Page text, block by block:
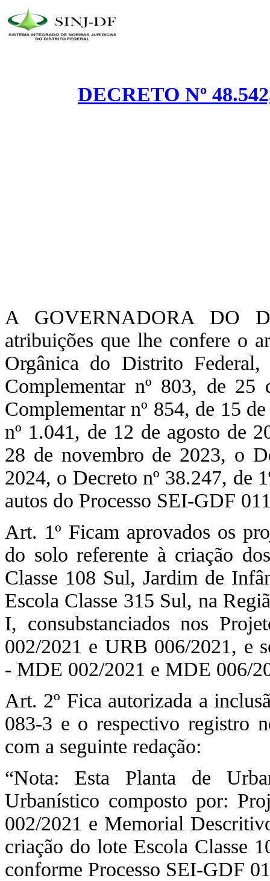
DECRETO Nº
A GOVERNADORA DO
atribuições que lhe confere o
Orgânica do Distrito
Complementar nº 803, de
Complementar nº 854, de 15
nº 1.041, de 12 de agosto de
28 de novembro de 2023, o
2024, o Decreto nº 38.247, de
autos do Processo SEI-GDF
Art. 1º Ficam aprovados os
do solo referente à criação
Classe 108 Sul, Jardim de
Escola Classe 315 Sul, na
I, consubstanciados nos
002/2021 e URB 006/2021, e
- MDE 002/2021 e MDE 006/
Art. 2º Fica autorizada a
083-3 e o respectivo registro
com a seguinte redação:
“Nota: Esta Planta de
Urbanístico composto por:
002/2021 e Memorial
criação do lote Escola Classe
conforme Processo SEI-GDF